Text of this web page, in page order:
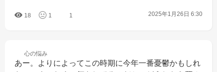
18 1 1 2025年1月26日 6:30
心の悩み
あー。よりによってこの時期に今年一番憂鬱かもしれ